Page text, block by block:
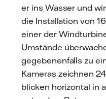
er ins Wasser und
die Installation von
einer der
Umstände
gegebenenfalls zu
Kameras zeichnen
blicken horizontal in